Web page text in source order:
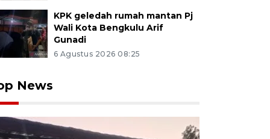
KPK geledah rumah mantan Pj
Wali Kota Bengkulu Arif
Gunadi
6 Agustus 2026 08:25
News